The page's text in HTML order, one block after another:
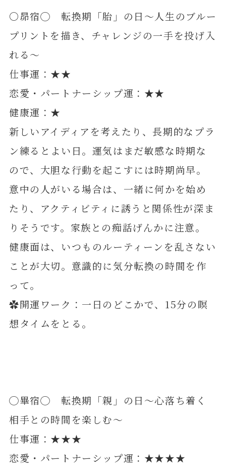
〇昴宿◯ 転換期「胎」の日～人生のブルー
プリントを描き、チャレンジの一手を投げ入
れる～
仕事運：★★
恋愛・パートナーシップ運：★★
健康運：★
新しいアイディアを考えたり、長期的なプラ
ン練るとよい日。運気はまだ敏感な時期な
ので、大胆な行動を起こすには時期尚早。
意中の人がいる場合は、一緒に何かを始め
たり、アクティビティに誘うと関係性が深ま
りそうです。家族との痴話げんかに注意。
健康面は、いつものルーティーンを乱さない
ことが大切。意識的に気分転換の時間を作
って。
✿開運ワーク：一日のどこかで、15分の瞑
想タイムをとる。
◯畢宿◯ 転換期「親」の日～心落ち着く
相手との時間を楽しむ～
仕事運：★★★
恋愛・パートナーシップ運：★★★★